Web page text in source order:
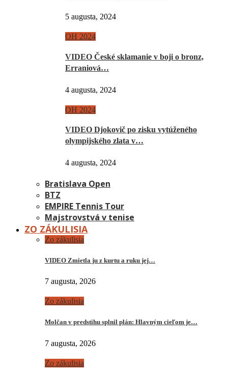
5 augusta, 2024
OH 2024
VIDEO České sklamanie v boji o bronz,
Erraniová…
4 augusta, 2024
OH 2024
VIDEO Djokovič po zisku vytúženého
olympijského zlata v…
4 augusta, 2024
Bratislava Open
BTZ
EMPIRE Tennis Tour
Majstrovstvá v tenise
ZO ZÁKULISIA
Zo zákulisia
VIDEO Zmietla ju z kurtu a ruku jej…
7 augusta, 2026
Zo zákulisia
Molčan v predstihu splnil plán: Hlavným cieľom je…
7 augusta, 2026
Zo zákulisia